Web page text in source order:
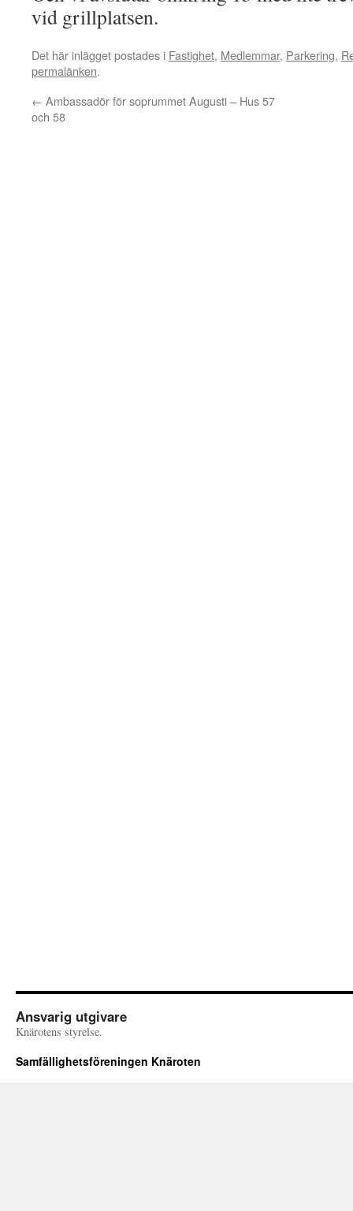
vid grillplatsen.
Det här inlägget postades i Fastighet, Medlemmar, Parkering,
permalänken.
← Ambassadör för soprummet Augusti – Hus 57
och 58
Ansvarig utgivare
Knärotens styrelse.
Samfällighetsföreningen Knäroten